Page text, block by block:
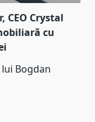
CEO Crystal
cu
Bogdan